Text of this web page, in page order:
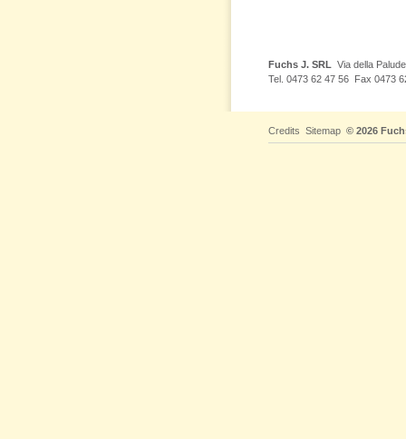
Fuchs J. SRL Via della
Tel. 0473 62 47 56 Fax 0473
Credits Sitemap © 2026